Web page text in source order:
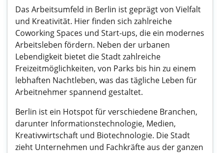
Das Arbeitsumfeld in Berlin ist geprägt von Vielfalt
und Kreativität. Hier finden sich zahlreiche
Coworking Spaces und Start-ups, die ein modernes
Arbeitsleben fördern. Neben der urbanen
Lebendigkeit bietet die Stadt zahlreiche
Freizeitmöglichkeiten, von Parks bis hin zu einem
lebhaften Nachtleben, was das tägliche Leben für
Arbeitnehmer spannend gestaltet.
Berlin ist ein Hotspot für verschiedene Branchen,
darunter Informationstechnologie, Medien,
Kreativwirtschaft und Biotechnologie. Die Stadt
zieht Unternehmen und Fachkräfte aus der ganzen